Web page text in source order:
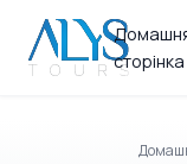
сторінка